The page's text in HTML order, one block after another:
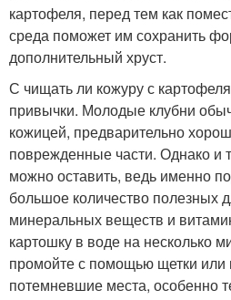
картофеля, перед тем как
среда поможет им сохранить
дополнительный хруст.
С чищать ли кожуру с
привычки. Молодые клубни
кожицей, предварительно
поврежденные части. Однако и
можно оставить, ведь именно
большое количество полезных
минеральных веществ и
картошку в воде на несколько
промойте с помощью щетки или
потемневшие места, особенно